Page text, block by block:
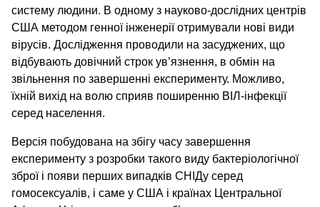
систему людини. В одному з науково-дослідних центрів
США методом генної інженерії отримували нові види
вірусів. Дослідження проводили на засуджених, що
відбувають довічний строк ув’язнення, в обмін на
звільнення по завершенні експерименту. Можливо,
їхній вихід на волю сприяв поширенню ВІЛ-інфекції
серед населення.
Версія побудована на збігу часу завершення
експерименту з розробки такого виду бактеріологічної
зброї і появи перших випадків СНІДу серед
гомосексуалів, і саме у США і країнах Центральної